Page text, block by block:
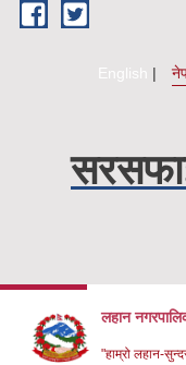
Skip to main content
English
लहान
"हाम्रो लहान-